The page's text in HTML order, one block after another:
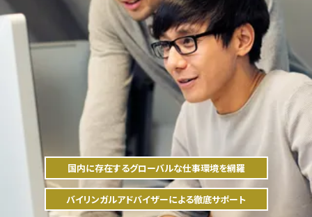
国内に存在するグローバルな仕事環境を網羅
バイリンガルアドバイザーによる徹底サポート